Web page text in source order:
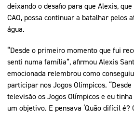
deixando o desafio para que Alexis,
CAO, possa continuar a batalhar pelos
água.
“Desde o primeiro momento que fui
senti numa família”, afirmou Alexis
emocionada relembrou como
participar nos Jogos Olímpicos.
televisão os Jogos Olímpicos e eu
um objetivo. E pensava ‘Quão difícil é?